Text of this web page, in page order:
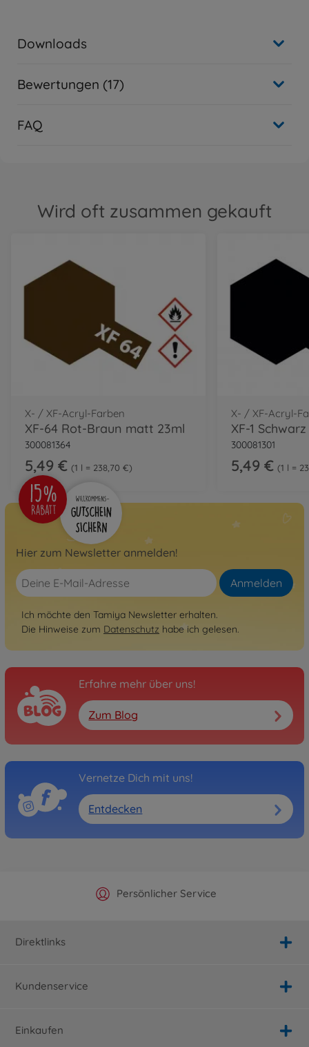
Downloads
Bewertungen (17)
FAQ
Wird oft zusammen gekauft
X- / XF-Acryl-Farben
XF-64 Rot-Braun matt 23ml
300081364
5,49 € 1 l = 238,70 €
X- / XF-Acryl-
XF-1
300081301
5,49 € 1 l =
Hier zum Newsletter anmelden!
Anmelden
Ich möchte den Tamiya Newsletter erhalten.
Die Hinweise zum Datenschutz habe ich gelesen.
Erfahre mehr über uns!
Zum Blog
Vernetze Dich mit uns!
Entdecken
Offizieller Hersteller Shop
Persönlicher Service
Versandkostenfrei ab 25€
Schnelle Lieferung
Direktlinks
Kundenservice
Einkaufen